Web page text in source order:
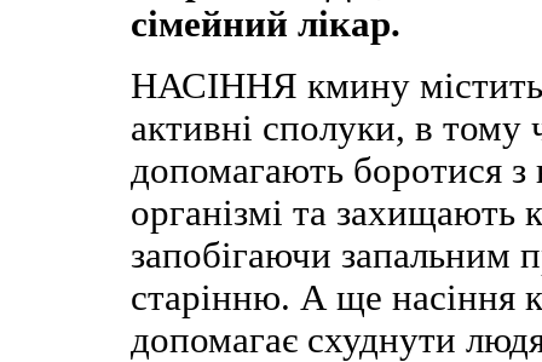
сімейний лікар.
НАСІННЯ кмину містить
активні сполуки, в тому
допомагають боротися
організмі та захищають
запобігаючи запальним
старінню. А ще насіння
допомагає схуднути